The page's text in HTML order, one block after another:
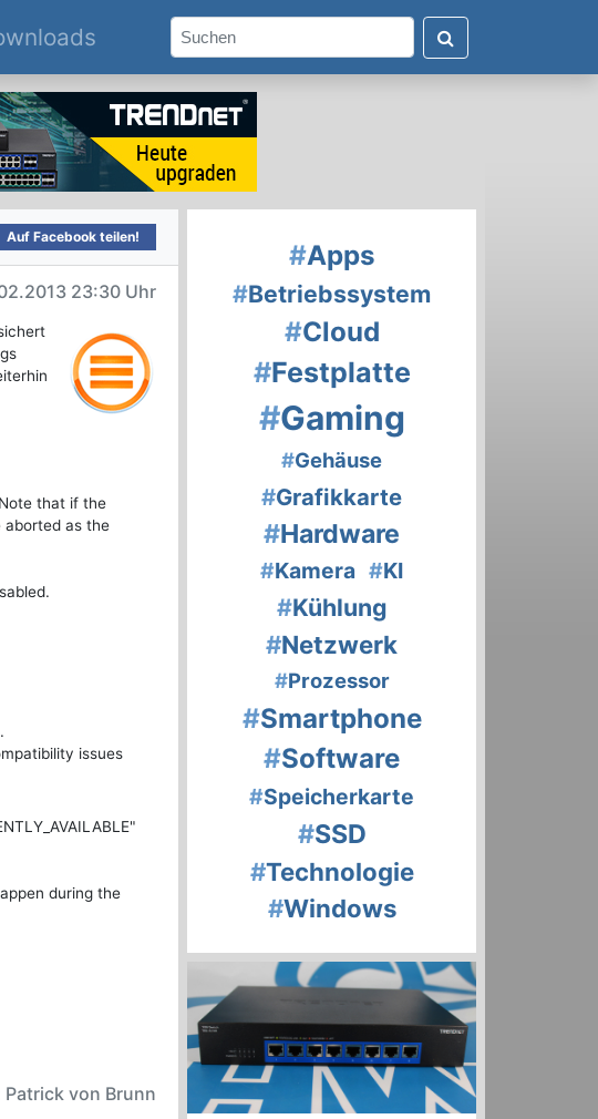
Auf Facebook teilen!
23:30 Uhr
that if the
aborted as the
issues
during the
Patrick von Brunn
#Apps
#Betriebssystem
#Cloud
#Festplatte
#Gaming
#Gehäuse
#Grafikkarte
#Hardware
#Kamera #KI
#Kühlung
#Netzwerk
#Prozessor
#Smartphone
#Software
#Speicherkarte
#SSD
#Technologie
#Windows